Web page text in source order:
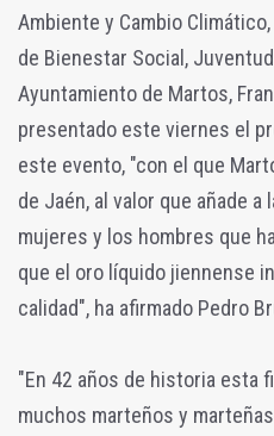
Ambiente y Cambio
de Bienestar Social,
Ayuntamiento de Martos,
presentado este viernes el
este evento, "con el que
de Jaén, al valor que añade
mujeres y los hombres que
que el oro líquido jiennense
calidad", ha afirmado Pedro
"En 42 años de historia esta
muchos marteños y